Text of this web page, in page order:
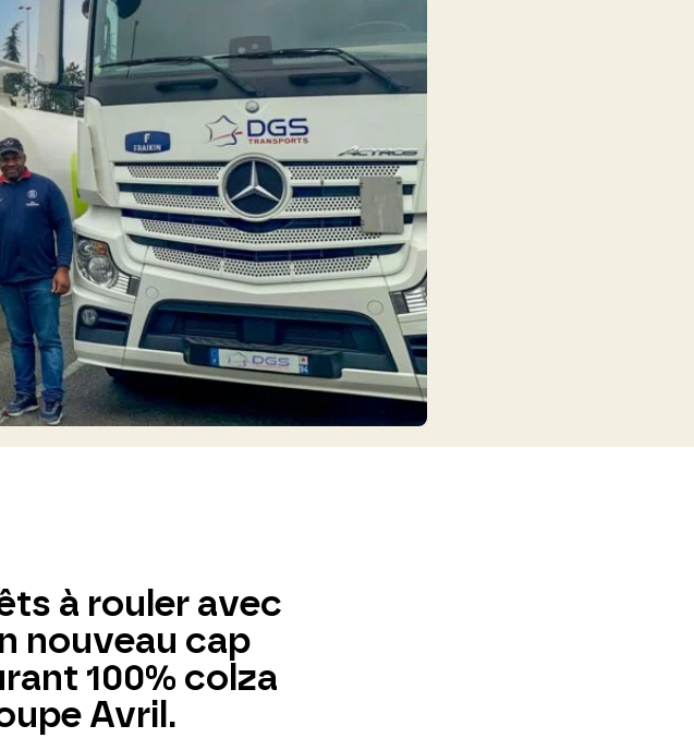
à rouler avec
nouveau cap
100% colza
Avril.